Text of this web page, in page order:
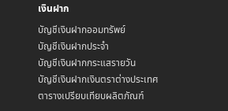
เงินฝาก
บัญชีเงินฝากออมทรัพย์
บัญชีเงินฝากประจำ
บัญชีเงินฝากกระแสรายวัน
บัญชีเงินฝากเงินตราต่างประเทศ
ตารางเปรียบเทียบผลิตภัณฑ์